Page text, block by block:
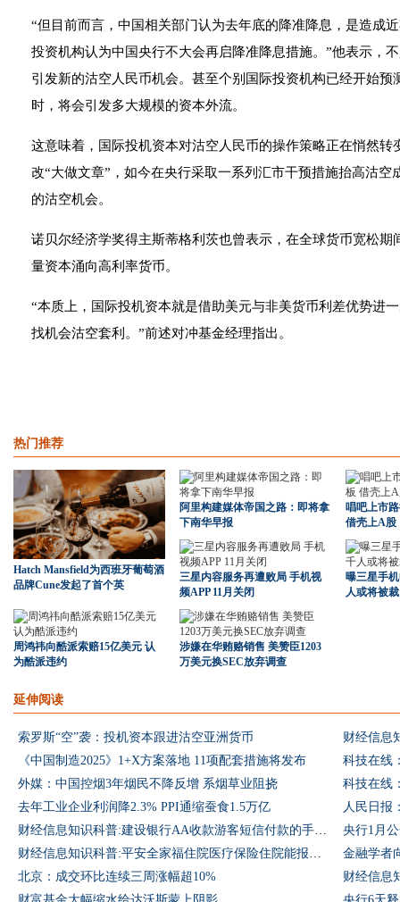
“但目前而言，中国相关部门认为去年底的降准降息，是造成
投资机构认为中国央行不大会再启降准降息措施。”他表示，
引发新的沽空人民币机会。甚至个别国际投资机构已经开始
时，将会引发多大规模的资本外流。
这意味着，国际投机资本对沽空人民币的操作策略正在悄然
改“大做文章”，如今在央行采取一系列汇市干预措施抬高沽
的沽空机会。
诺贝尔经济学奖得主斯蒂格利茨也曾表示，在全球货币宽松
量资本涌向高利率货币。
“本质上，国际投机资本就是借助美元与非美货币利差优势进
找机会沽空套利。”前述对冲基金经理指出。
热门推荐
Hatch Mansfield为西班牙葡萄酒
品牌Cune发起了首个英
阿里构建媒体帝国之路：即将拿
下南华早报
唱吧上市
借壳上A股
三星内容服务再遭败局 手机视
频APP 11月关闭
曝三星手
人或将被裁
周鸿祎向酷派索赔15亿美元 认
为酷派违约
涉嫌在华贿赂销售 美赞臣1203
万美元换SEC放弃调查
延伸阅读
索罗斯“空”袭：投机资本跟进沽空亚洲货币
财经信息
《中国制造2025》1+X方案落地 11项配套措施将发布
外媒：中国控烟3年烟民不降反增 系烟草业阻挠
去年工业企业利润降2.3% PPI通缩蚕食1.5万亿
人民日报
财经信息知识科普:建设银行AA收款游客短信付款的手续费是如何计算的
央行1月
财经信息知识科普:平安全家福住院医疗保险住院能报销吗
金融学者
北京：成交环比连续三周涨幅超10%
财经信息